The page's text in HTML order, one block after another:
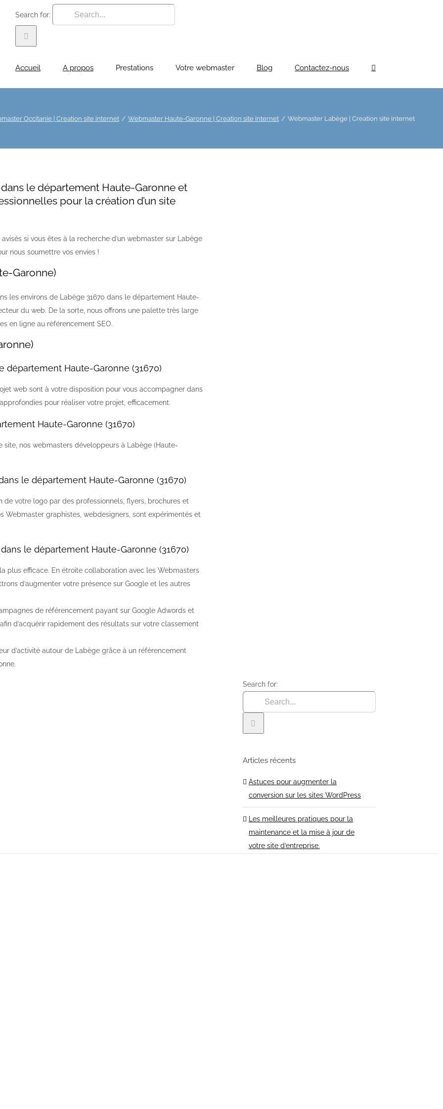
Search for:
Accueil A propos Prestations Votre webmaster Blog Contactez-nous
Occitanie | Creation site internet Webmaster Haute-Garonne | Creation site internet Webmaster Labège | Creation site internet
le département Haute-Garonne et
pour la création d’un site
si vous êtes à la recherche d’un webmaster sur Labège
nous soumettre vos envies !
Garonne)
les environs de Labège 31670 dans le département Haute-
du web. De la sorte, nous offrons une palette très large
en ligne au référencement SEO.
Haute-Garonne (31670)
web sont à votre disposition pour vous accompagner dans
pour réaliser votre projet, efficacement.
Haute-Garonne (31670)
nos webmasters développeurs à Labège (Haute-
le département Haute-Garonne (31670)
votre logo par des professionnels, flyers, brochures et
graphistes, webdesigners, sont expérimentés et
le département Haute-Garonne (31670)
plus efficace. En étroite collaboration avec les Webmasters
d’augmenter votre présence sur Google et les autres
de référencement payant sur Google Adwords et
d’acquérir rapidement des résultats sur votre classement
d’activité autour de Labège grâce à un référencement
Search for:
Articles récents
Astuces pour augmenter la
conversion sur les sites WordPress
Les meilleures pratiques pour la
maintenance et la mise à jour de
votre site d’entreprise.